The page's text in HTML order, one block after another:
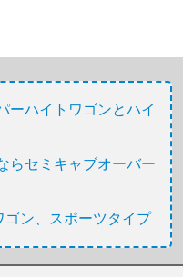
ーハイトワゴンとハイ
らセミキャブオーバー
ン、スポーツタイプ